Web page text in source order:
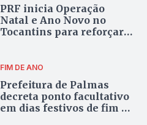
PRF inicia Operação
Natal e Ano Novo no
Tocantins para reforçar
FIM DE ANO
Prefeitura de Palmas
decreta ponto facultativo
em dias festivos de fim de